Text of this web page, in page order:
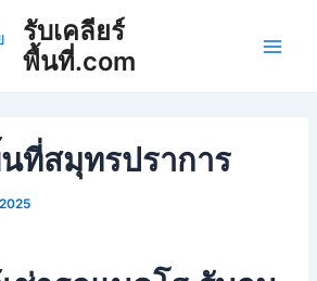
รับเคลียร์
พื้นที่.com
ที่สมุทรปราการ